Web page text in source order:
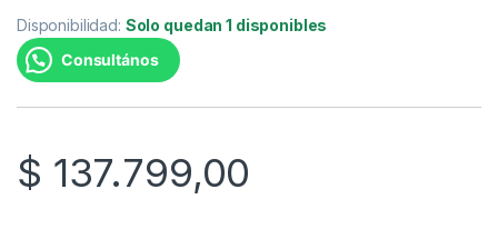
Disponibilidad: Solo quedan 1 disponibles
Consultános
$ 137.799,00